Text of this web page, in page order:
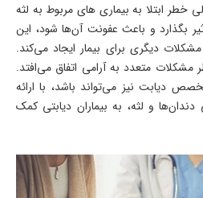
خطر ابتلا به بیماری های مربوط به لثه
بگذارد و باعث عفونت آن‌ها شود، این
دیگری برای بیمار ایجاد می‌کند.
مشکلات متعدد به آرامی اتفاق می‌افتد.
دیابت نیز می‌تواند باشد، با ارائه
و لثه، به بیماران دیابتی کمک